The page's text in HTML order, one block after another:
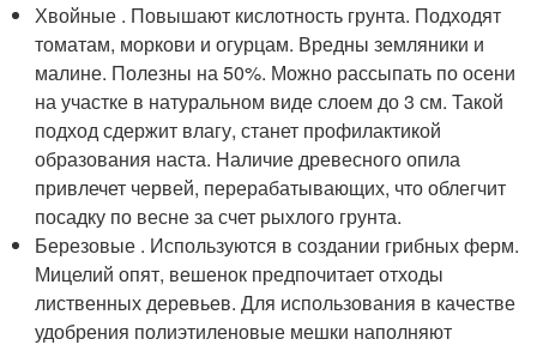
Хвойные . Повышают кислотность грунта. Подходят
томатам, моркови и огурцам. Вредны земляники и
малине. Полезны на 50%. Можно рассыпать по осени
на участке в натуральном виде слоем до 3 см. Такой
подход сдержит влагу, станет профилактикой
образования наста. Наличие древесного опила
привлечет червей, перерабатывающих, что облегчит
посадку по весне за счет рыхлого грунта.
Березовые . Используются в создании грибных ферм.
Мицелий опят, вешенок предпочитает отходы
лиственных деревьев. Для использования в качестве
удобрения полиэтиленовые мешки наполняют